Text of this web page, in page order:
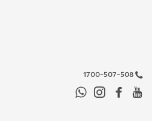
1700-507-508